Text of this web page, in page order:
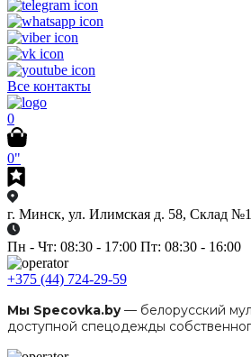
Все контакты
0
0"
г. Минск, ул. Илимская д. 58, Склад
Пн - Чт: 08:30 - 17:00 Пт: 08:30 - 16:00
+375 (44) 724-29-59
Мы Specovka.by — белорусский
доступной спецодежды